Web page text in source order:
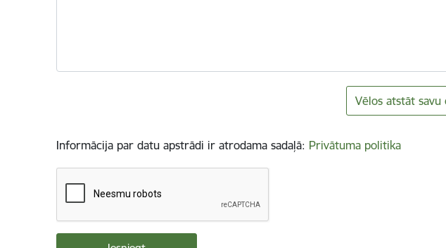
Vēlos atstāt savu
Informācija par datu apstrādi ir atrodama sadaļā: Privātuma politika